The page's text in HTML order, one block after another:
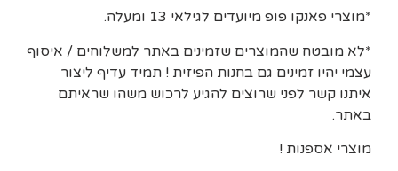
*מוצרי פאנקו פופ מיועדים לגילאי 13 ומעלה.
*לא מובטח שהמוצרים שזמינים באתר למשלוחים / איסוף
עצמי יהיו זמינים גם בחנות הפיזית ! תמיד עדיף ליצור
איתנו קשר לפני שרוצים להגיע לרכוש משהו שראיתם
באתר.
מוצרי אספנות !